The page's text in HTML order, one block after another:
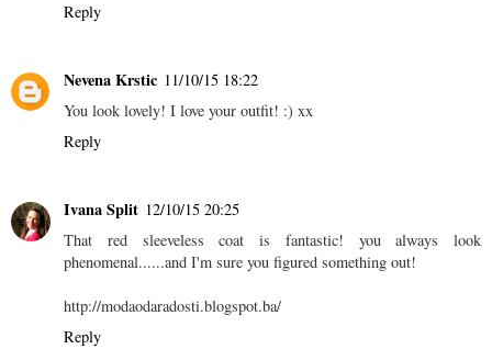
Reply
Nevena Krstic 11/10/15 18:22
You look lovely! I love your outfit! :) xx
Reply
Ivana Split 12/10/15 20:25
That red sleeveless coat is fantastic! you always look
phenomenal......and I'm sure you figured something out!
http://modaodaradosti.blogspot.ba/
Reply